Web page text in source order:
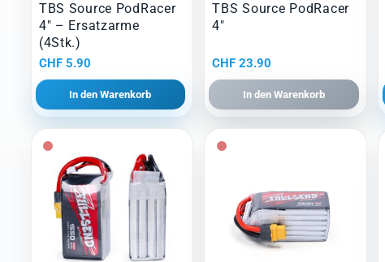
TBS Source PodRacer
4″ – Ersatzarme
(4Stk.)
CHF5.90
In den Warenkorb
TBS Source PodRacer
4″
CHF 23.90
In den Warenkorb